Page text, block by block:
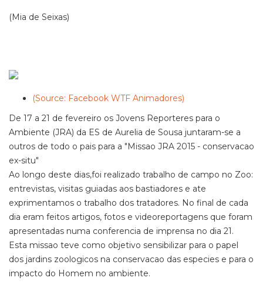
(Mia de Seixas)
(Source: Facebook WTF Animadores)
De 17 a 21 de fevereiro os Jovens Reporteres para o
Ambiente (JRA) da ES de Aurelia de Sousa juntaram-se a
outros de todo o pais para a "Missao JRA 2015 - conservacao
ex-situ"
Ao longo deste dias,foi realizado trabalho de campo no Zoo:
entrevistas, visitas guiadas aos bastiadores e ate
exprimentamos o trabalho dos tratadores. No final de cada
dia eram feitos artigos, fotos e videoreportagens que foram
apresentadas numa conferencia de imprensa no dia 21.
Esta missao teve como objetivo sensibilizar para o papel
dos jardins zoologicos na conservacao das especies e para o
impacto do Homem no ambiente.